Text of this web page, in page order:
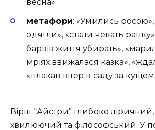
метафори: «Умились росою»,
одягли», «стали чекать
барвів життя убирать»,
мріях ввижалася казка»,
«плакав вітер в саду за
Вірш “Айстри” глибоко
хвилюючий та філософський. У